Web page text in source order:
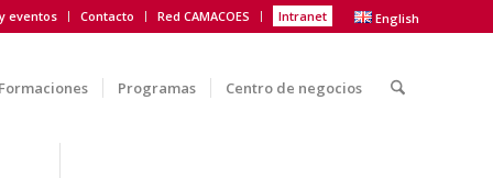
eventos Contacto Red CAMACOES Intranet English
Programas Centro de negocios